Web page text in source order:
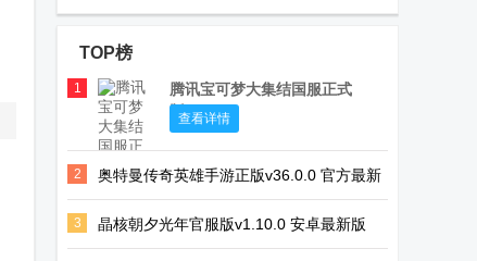
Google
烧饼修改器免
root官方版下
载
脆弱的星球龙
珠手游
面
Phigros自制谱
TOP榜
1
腾讯宝可梦大集结国服正式
版查看详情
2
奥特曼传奇英雄手游正版v36.0.0 官方最新
版
3 晶核朝夕光年官服版v1.10.0 安卓最新版